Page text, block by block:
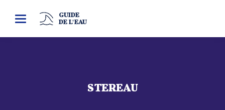
Toggle
GUIDE
DE L'EAU
STEREAU